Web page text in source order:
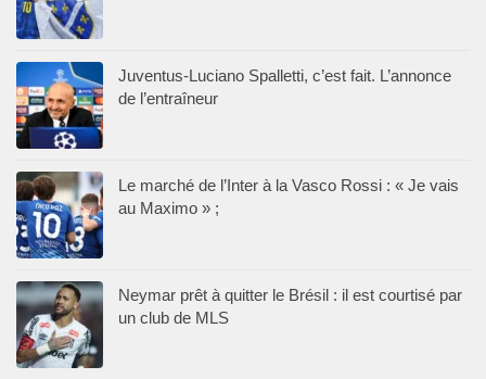
Juventus-Luciano Spalletti, c’est fait. L’annonce
de l’entraîneur
Le marché de l’Inter à la Vasco Rossi : « Je vais
au Maximo » ;
Neymar prêt à quitter le Brésil : il est courtisé par
un club de MLS